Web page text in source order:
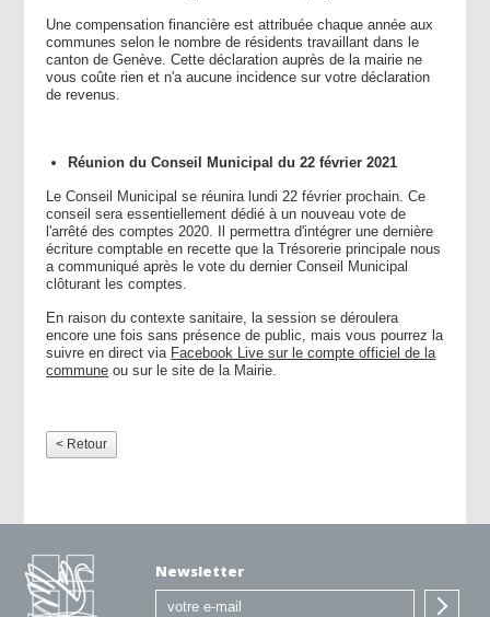
Une compensation financière est attribuée chaque année aux
communes selon le nombre de résidents travaillant dans le
canton de Genève. Cette déclaration auprès de la mairie ne
vous coûte rien et n'a aucune incidence sur votre déclaration
de revenus.
Réunion du Conseil Municipal du 22 février 2021
Le Conseil Municipal se réunira lundi 22 février prochain. Ce
conseil sera essentiellement dédié à un nouveau vote de
l'arrêté des comptes 2020. Il permettra d'intégrer une dernière
écriture comptable en recette que la Trésorerie principale nous
a communiqué après le vote du dernier Conseil Municipal
clôturant les comptes.
En raison du contexte sanitaire, la session se déroulera
encore une fois sans présence de public, mais vous pourrez la
suivre en direct via Facebook Live sur le compte officiel de la
commune ou sur le site de la Mairie.
< Retour
Newsletter